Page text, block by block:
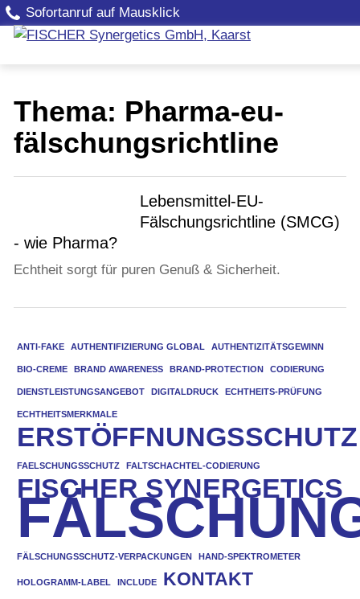
Sofortanruf auf Mausklick
Thema: Pharma-eu-
fälschungsrichtline
Lebensmittel-EU-
Fälschungsrichtline (SMCG)
- wie Pharma?
Echtheit sorgt für puren Genuß & Sicherheit.
ANTI-FAKE AUTHENTIFIZIERUNG GLOBAL AUTHENTIZITÄTSGEWINN
BIO-CREME BRAND AWARENESS BRAND-PROTECTION CODIERUNG
DIENSTLEISTUNGSANGEBOT DIGITALDRUCK ECHTHEITS-PRÜFUNG
ECHTHEITSMERKMALE
ERSTÖFFNUNGSSCHUTZ
FAELSCHUNGSSCHUTZ FALTSCHACHTEL-CODIERUNG
FISCHER SYNERGETICS
FÄLSCHUNGSSCHUTZ-VERPACKUNGEN HAND-SPEKTROMETER
HOLOGRAMM-LABEL INCLUDE KONTAKT